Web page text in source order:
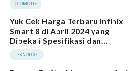
OTOMOTIF
Yuk Cek Harga Terbaru Infinix
Smart 8 di April 2024 yang
Dibekali Spesifikasi dan
Performa Menarik
TEKNOLOGI